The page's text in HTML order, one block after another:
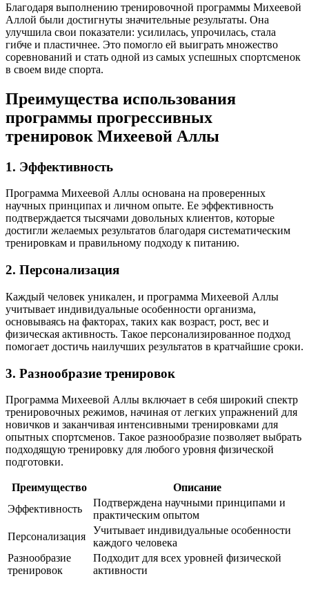
Благодаря выполнению тренировочной программы Михеевой
Аллой были достигнуты значительные результаты. Она
улучшила свои показатели: усилилась, упрочилась, стала
гибче и пластичнее. Это помогло ей выиграть множество
соревнований и стать одной из самых успешных спортсменок
в своем виде спорта.
Преимущества использования
программы прогрессивных
тренировок Михеевой Аллы
1. Эффективность
Программа Михеевой Аллы основана на проверенных
научных принципах и личном опыте. Ее эффективность
подтверждается тысячами довольных клиентов, которые
достигли желаемых результатов благодаря систематическим
тренировкам и правильному подходу к питанию.
2. Персонализация
Каждый человек уникален, и программа Михеевой Аллы
учитывает индивидуальные особенности организма,
основываясь на факторах, таких как возраст, рост, вес и
физическая активность. Такое персонализированное подход
помогает достичь наилучших результатов в кратчайшие сроки.
3. Разнообразие тренировок
Программа Михеевой Аллы включает в себя широкий спектр
тренировочных режимов, начиная от легких упражнений для
новичков и заканчивая интенсивными тренировками для
опытных спортсменов. Такое разнообразие позволяет выбрать
подходящую тренировку для любого уровня физической
подготовки.
Преимущество
Описание
Эффективность
Подтверждена научными принципами и
практическим опытом
Персонализация
Учитывает индивидуальные особенности
каждого человека
Разнообразие
тренировок
Подходит для всех уровней физической
активности